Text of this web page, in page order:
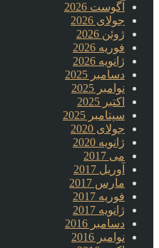
آگوست 2026
جولای 2026
ژوئن 2026
فوریه 2026
ژانویه 2026
دسامبر 2025
نوامبر 2025
اکتبر 2025
سپتامبر 2025
جولای 2020
ژانویه 2020
می 2017
آوریل 2017
مارس 2017
فوریه 2017
ژانویه 2017
دسامبر 2016
نوامبر 2016